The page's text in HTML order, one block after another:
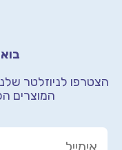
הצטרפו לניוזלטר
המוצרים